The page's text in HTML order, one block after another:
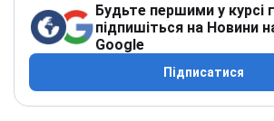
Будьте першими у курсі
підпишіться на Новини
Google
Підписатися